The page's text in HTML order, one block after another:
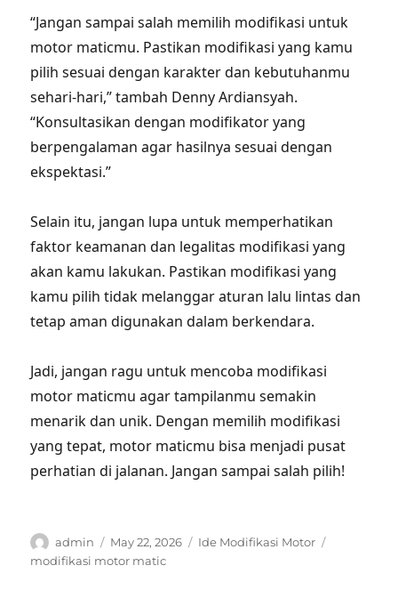
“Jangan sampai salah memilih modifikasi untuk
motor maticmu. Pastikan modifikasi yang kamu
pilih sesuai dengan karakter dan kebutuhanmu
sehari-hari,” tambah Denny Ardiansyah.
“Konsultasikan dengan modifikator yang
berpengalaman agar hasilnya sesuai dengan
ekspektasi.”
Selain itu, jangan lupa untuk memperhatikan
faktor keamanan dan legalitas modifikasi yang
akan kamu lakukan. Pastikan modifikasi yang
kamu pilih tidak melanggar aturan lalu lintas dan
tetap aman digunakan dalam berkendara.
Jadi, jangan ragu untuk mencoba modifikasi
motor maticmu agar tampilanmu semakin
menarik dan unik. Dengan memilih modifikasi
yang tepat, motor maticmu bisa menjadi pusat
perhatian di jalanan. Jangan sampai salah pilih!
Author
admin
Posted
on
May 22, 2026 Categories
Ide Modifikasi Motor
modifikasi motor matic